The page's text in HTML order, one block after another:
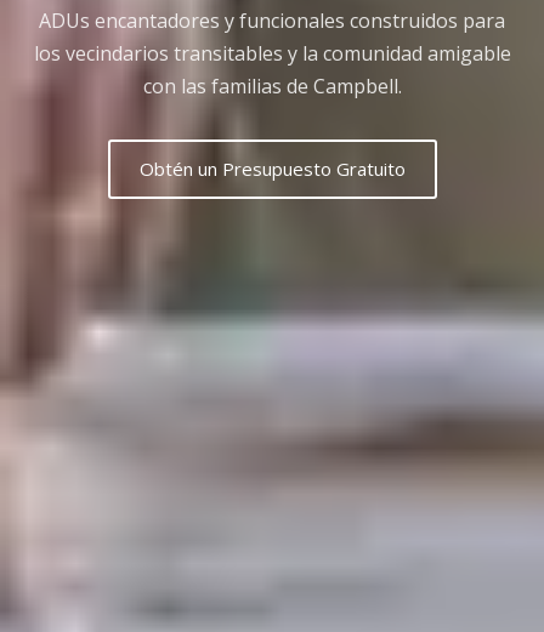
ADUs encantadores y funcionales construidos para
los vecindarios transitables y la comunidad amigable
con las familias de Campbell.
Obtén un Presupuesto Gratuito